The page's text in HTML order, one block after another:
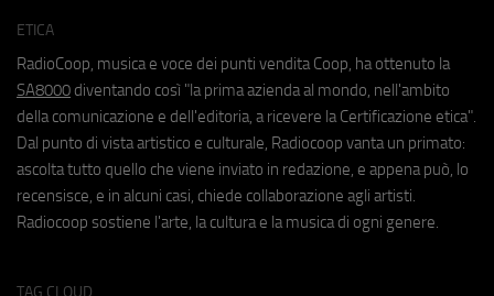
ETICA
RadioCoop, musica e voce dei punti vendita Coop, ha ottenuto la
SA8000 diventando così "la prima azienda al mondo, nell'ambito
della comunicazione e dell'editoria, a ricevere la Certificazione etica".
Dal punto di vista artistico e culturale, Radiocoop vanta un primato:
ascolta tutto quello che viene inviato in redazione, e appena può, lo
recensisce, e in alcuni casi, chiede collaborazione agli artisti.
Radiocoop sostiene l'arte, la cultura e la musica di ogni genere.